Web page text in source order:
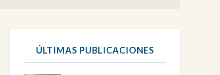
ÚLTIMAS PUBLICACIONES